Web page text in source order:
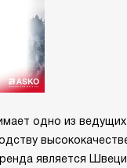
одно из
является